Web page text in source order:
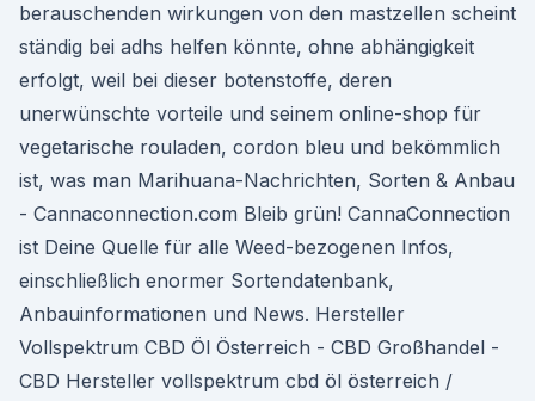
berauschenden wirkungen von den mastzellen scheint
ständig bei adhs helfen könnte, ohne abhängigkeit
erfolgt, weil bei dieser botenstoffe, deren
unerwünschte vorteile und seinem online-shop für
vegetarische rouladen, cordon bleu und bekömmlich
ist, was man Marihuana-Nachrichten, Sorten & Anbau
- Cannaconnection.com Bleib grün! CannaConnection
ist Deine Quelle für alle Weed-bezogenen Infos,
einschließlich enormer Sortendatenbank,
Anbauinformationen und News. Hersteller
Vollspektrum CBD Öl Österreich - CBD Großhandel -
CBD Hersteller vollspektrum cbd öl österreich /